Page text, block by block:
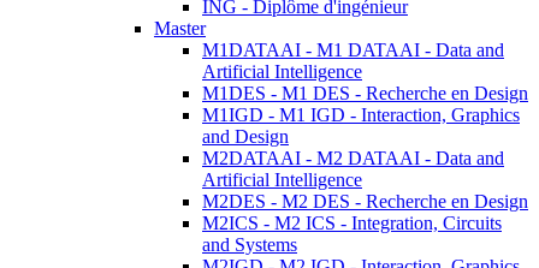
ING - Diplôme d'ingénieur
Master
M1DATAAI - M1 DATAAI - Data and
Artificial Intelligence
M1DES - M1 DES - Recherche en Design
M1IGD - M1 IGD - Interaction, Graphics
and Design
M2DATAAI - M2 DATAAI - Data and
Artificial Intelligence
M2DES - M2 DES - Recherche en Design
M2ICS - M2 ICS - Integration, Circuits
and Systems